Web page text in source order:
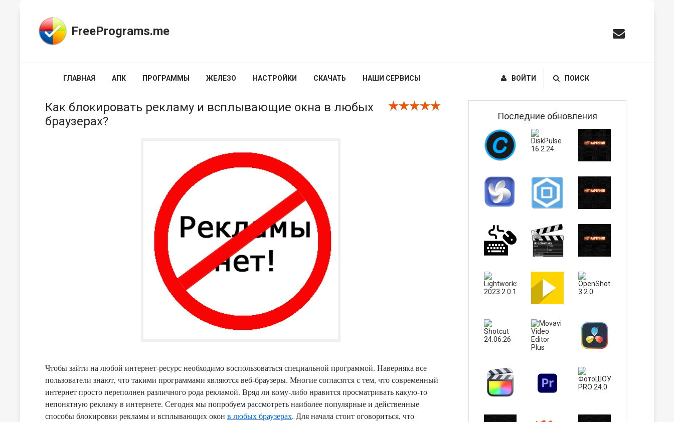
FreePrograms.me
ГЛАВНАЯ АПК ПРОГРАММЫ ЖЕЛЕЗО НАСТРОЙКИ СКАЧАТЬ НАШИ СЕРВИСЫ ВОЙТИ ПОИСК
Как блокировать рекламу и всплывающие окна в любых
браузерах?
Чтобы зайти на любой интернет-ресурс необходимо воспользоваться специальной программой. Наверняка все
пользователи знают, что такими программами являются веб-браузеры. Многие согласятся с тем, что современный
интернет просто переполнен различного рода рекламой. Вряд ли кому-либо нравится просматривать какую-то
непонятную рекламу в интернете. Сегодня мы попробуем рассмотреть наиболее популярные и действенные
способы блокировки рекламы и всплывающих окон в любых браузерах. Для начала стоит оговориться, что
Последние обновления